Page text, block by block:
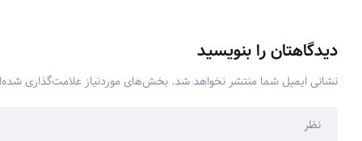
دیدگاهتان را بنویسید
نشانی ایمیل شما منتشر نخواهد شد. بخش‌های موردنیاز علامت‌گذاری